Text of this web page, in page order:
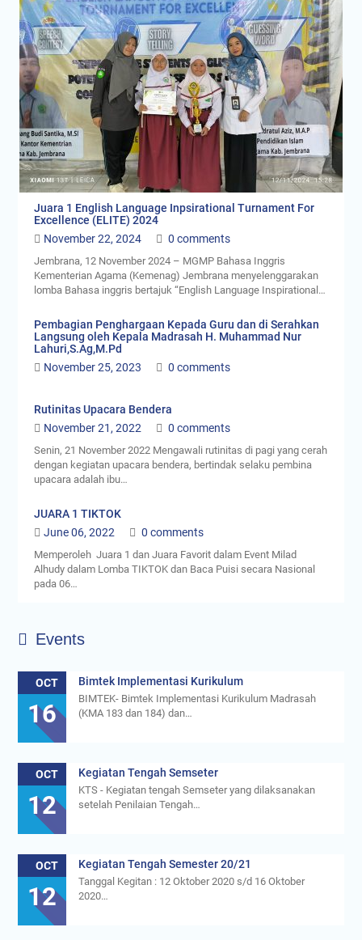
Juara 1 English Language Inpsirational Turnament For
Excellence (ELITE) 2024
November 22, 2024
0 comments
Jembrana, 12 November 2024 – MGMP Bahasa Inggris
Kementerian Agama (Kemenag) Jembrana menyelenggarakan
lomba Bahasa inggris bertajuk “English Language Inspirational…
Pembagian Penghargaan Kepada Guru dan di Serahkan
Langsung oleh Kepala Madrasah H. Muhammad Nur
Lahuri,S.Ag,M.Pd
November 25, 2023
0 comments
Rutinitas Upacara Bendera
November 21, 2022
0 comments
Senin, 21 November 2022 Mengawali rutinitas di pagi yang cerah
dengan kegiatan upacara bendera, bertindak selaku pembina
upacara adalah ibu…
JUARA 1 TIKTOK
June 06, 2022
0 comments
Memperoleh Juara 1 dan Juara Favorit dalam Event Milad
Alhudy dalam Lomba TIKTOK dan Baca Puisi secara Nasional
pada 06…
Events
OCT
16
Bimtek Implementasi Kurikulum
BIMTEK- Bimtek Implementasi Kurikulum Madrasah
(KMA 183 dan 184) dan…
OCT
12
Kegiatan Tengah Semseter
KTS - Kegiatan tengah Semseter yang dilaksanakan
setelah Penilaian Tengah…
OCT
12
Kegiatan Tengah Semester 20/21
Tanggal Kegitan : 12 Oktober 2020 s/d 16 Oktober
2020…